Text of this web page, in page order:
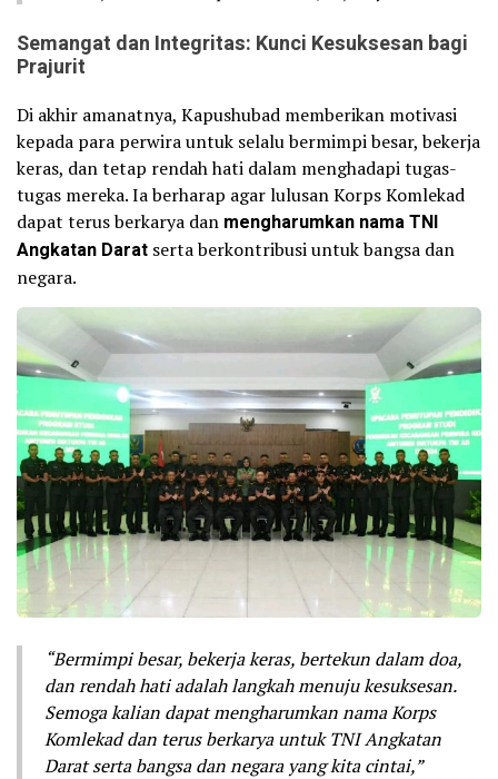
Semangat dan Integritas: Kunci Kesuksesan bagi
Prajurit
Di akhir amanatnya, Kapushubad memberikan motivasi
kepada para perwira untuk selalu bermimpi besar, bekerja
keras, dan tetap rendah hati dalam menghadapi tugas-
tugas mereka. Ia berharap agar lulusan Korps Komlekad
dapat terus berkarya dan mengharumkan nama TNI
Angkatan Darat serta berkontribusi untuk bangsa dan
negara.
“Bermimpi besar, bekerja keras, bertekun dalam doa,
dan rendah hati adalah langkah menuju kesuksesan.
Semoga kalian dapat mengharumkan nama Korps
Komlekad dan terus berkarya untuk TNI Angkatan
Darat serta bangsa dan negara yang kita cintai,”